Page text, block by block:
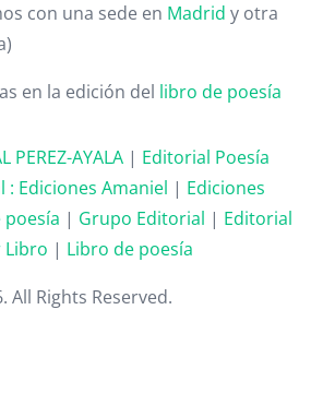
con una sede en Madrid y otra
en la edición del libro de poesía
PEREZ-AYALA | Editorial Poesía
: Ediciones Amaniel | Ediciones
poesía | Grupo Editorial | Editorial
Libro | Libro de poesía
All Rights Reserved.